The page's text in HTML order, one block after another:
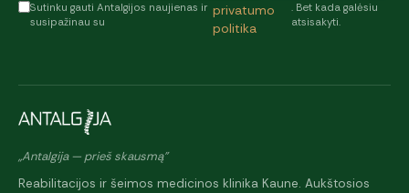
Sutinku gauti Antalgijos naujienas ir
susipažinau su
privatumo
politika
. Bet kada galėsiu
atsisakyti.
„Antalgija — prieš skausmą"
Reabilitacijos ir šeimos medicinos klinika Kaune. Aukštosios